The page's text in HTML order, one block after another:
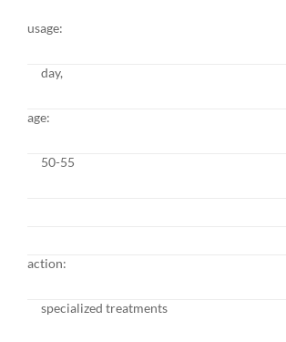
usage:
day,
age:
50-55
action:
specialized treatments